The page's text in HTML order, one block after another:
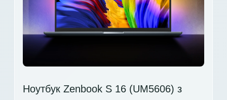
Ноутбук Zenbook S 16 (UM5606) з